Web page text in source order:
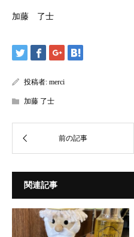
加藤 了士
投稿者: merci
加藤 了士
関連記事